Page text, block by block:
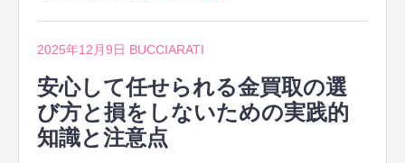
2025年12月9日 BUCCIARATI
安心して任せられる金買取の選
び方と損をしないための実践的
知識と注意点